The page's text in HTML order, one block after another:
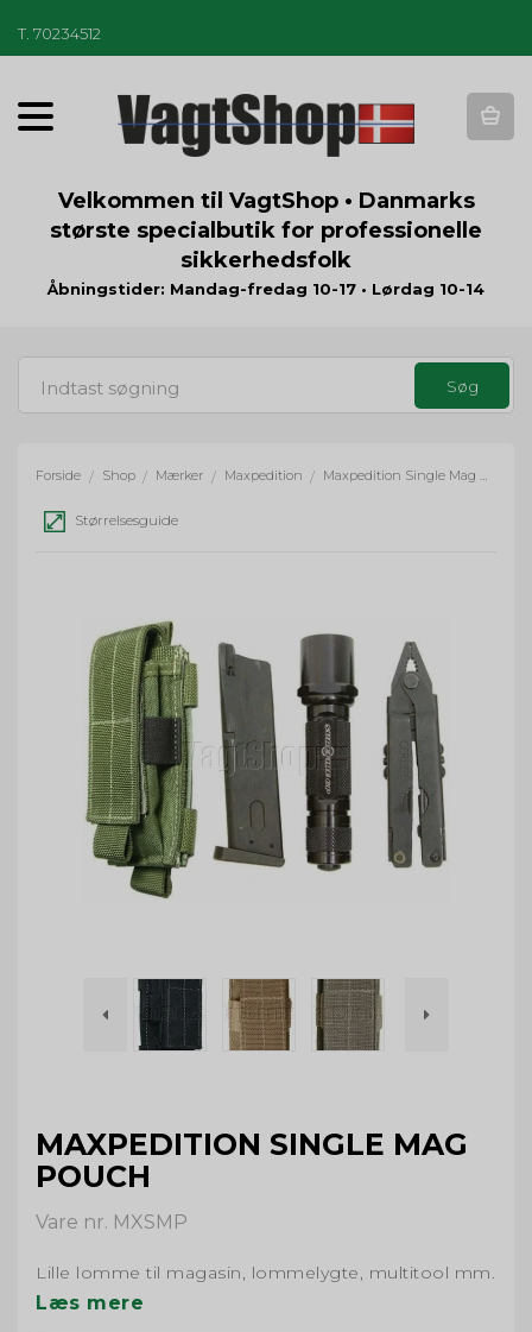
T 70234512
T
o
g
a
t
n
Velkommen til VagtShop • Danmarks
største specialbutik for professionelle
sikkerhedsfolk
Åbningstider: Mandag-fredag 10-17 • Lørdag 10-14
Forside / Shop / Mærker / Maxpedition / Maxpedition Single Mag Pouch
Størrelsesguide
MAXPEDITION SINGLE MAG
POUCH
Vare nr. MXSMP
Lille lomme til magasin, lommelygte, multitool mm.
Læs mere